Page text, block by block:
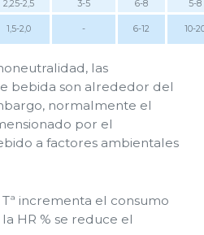
2,25-2,5 3-5 6-8
5-8
1,5-2,0 - 6-12 10-
las
bebida son alrededor del
normalmente el
por el
a factores ambientales
incrementa el consumo
HR % se reduce el